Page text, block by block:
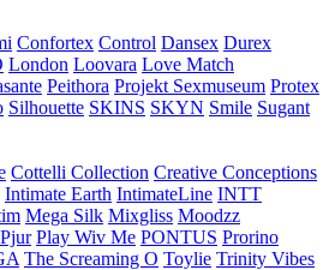
Confortex Control Dansex Durex
London Loovara Love Match
Peithora Projekt Sexmuseum Protex
Silhouette SKINS SKYN Smile Sugant
Cottelli Collection Creative Conceptions
Intimate Earth IntimateLine INTT
Mega Silk Mixgliss Moodzz
Pjur Play Wiv Me PONTUS Prorino
The Screaming O Toylie Trinity Vibes